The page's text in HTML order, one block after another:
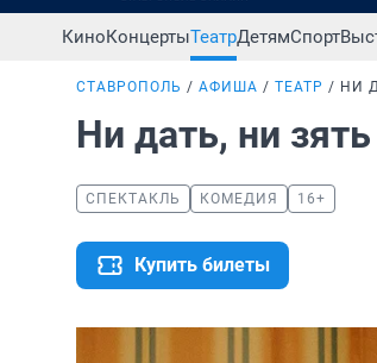
КиноКонцертыТеатрДетямСпорт
СТАВРОПОЛЬ АФИША ТЕАТР НИ
Ни дать, ни зять
СПЕКТАКЛЬ КОМЕДИЯ 16+
Купить билеты